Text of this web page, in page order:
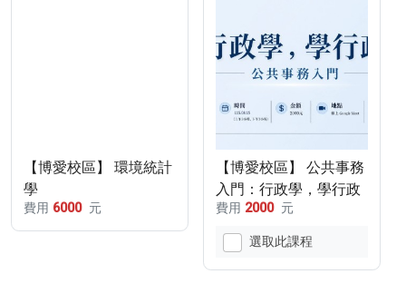
【博愛校區】 環境統計
學
費用 6000 元
【博愛校區】 公共事務
入門：行政學，學行政
（線上課）
費用 2000 元
選取此課程